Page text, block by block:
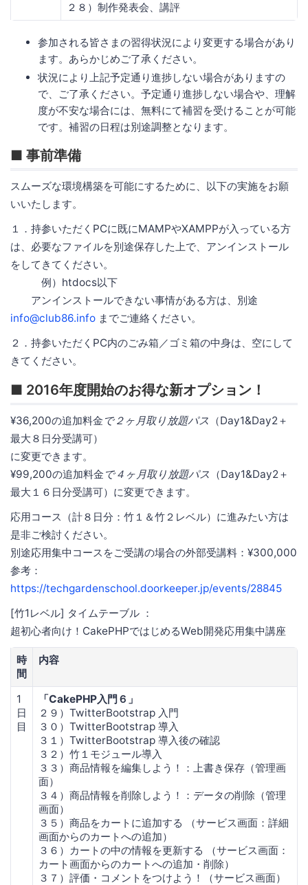
２８）制作発表会、講評
参加される皆さまの習得状況により変更する場合があり
ます。あらかじめご了承ください。
状況により上記予定通り進捗しない場合がありますの
で、ご了承ください。予定通り進捗しない場合や、理解
度が不安な場合には、無料にて補習を受けることが可能
です。補習の日程は別途調整となります。
■ 事前準備
スムーズな環境構築を可能にするために、以下の実施をお願
いいたします。
１．持参いただくPCに既にMAMPやXAMPPが入っている方
は、必要なファイルを別途保存した上で、アンインストール
をしてきてください。
例）htdocs以下
アンインストールできない事情がある方は、別途
info@club86.info までご連絡ください。
２．持参いただくPC内のごみ箱／ゴミ箱の中身は、空にして
きてください。
■ 2016年度開始のお得な新オプション！
¥36,200の追加料金 で２ヶ月取り放題パス （Day1&Day2＋
最大８日分受講可）
に変更できます。
¥99,200の追加料金 で４ヶ月取り放題パス （Day1&Day2＋
最大１６日分受講可）に変更できます。
応用コース（計８日分：竹１＆竹２レベル）に進みたい方は
是非ご検討ください。
別途応用集中コースをご受講の場合の外部受講料：¥300,000
参考：
https://techgardenschool.doorkeeper.jp/events/28845
[竹1レベル] タイムテーブル ：
超初心者向け！CakePHPではじめるWeb開発応用集中講座
時
間
内容
1
日
目
「CakePHP入門６」
２９）TwitterBootstrap 入門
３０）TwitterBootstrap 導入
３１）TwitterBootstrap 導入後の確認
３２）竹１モジュール導入
３３）商品情報を編集しよう！：上書き保存（管理画
面）
３４）商品情報を削除しよう！：データの削除（管理
画面）
３５）商品をカートに追加する （サービス画面：詳細
画面からのカートへの追加）
３６）カートの中の情報を更新する （サービス画面：
カート画面からのカートへの追加・削除）
３７）評価・コメントをつけよう！（サービス画面）